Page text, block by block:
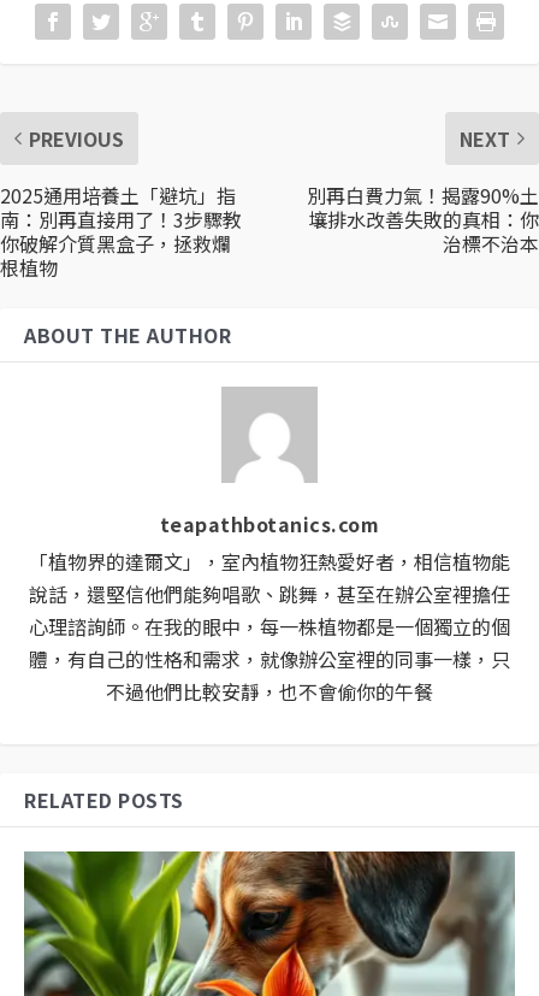
PREVIOUS
2025通用培養土「避坑」指
南：別再直接用了！3步驟教
你破解介質黑盒子，拯救爛
根植物
NEXT
別再白費力氣！揭露90%土
壤排水改善失敗的真相：你
治標不治本
ABOUT THE AUTHOR
teapathbotanics.com
「植物界的達爾文」，室內植物狂熱愛好者，相信植物能
說話，還堅信他們能夠唱歌、跳舞，甚至在辦公室裡擔任
心理諮詢師。在我的眼中，每一株植物都是一個獨立的個
體，有自己的性格和需求，就像辦公室裡的同事一樣，只
不過他們比較安靜，也不會偷你的午餐
RELATED POSTS